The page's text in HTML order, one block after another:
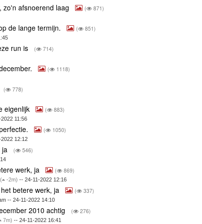
zo'n afsnoerend laag ( 871)
de lange termijn. ( 851)
run is ( 714)
( 1118)
( 778)
eigenlijk ( 883)
11:56
( 1050)
12:12
ja ( 546)
werk, ja ( 869)
( -2m) -- 24-11-2022 12:16
betere werk, ja ( 337)
-- 24-11-2022 14:10
2010 achtig ( 276)
7m) -- 24-11-2022 16:41